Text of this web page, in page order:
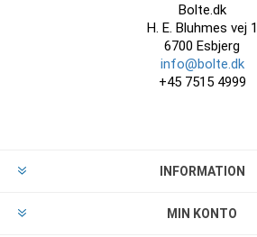
Bolte.dk
H. E. Bluhmes vej 1
6700 Esbjerg
info@bolte.dk
+45 7515 4999
INFORMATION
MIN KONTO